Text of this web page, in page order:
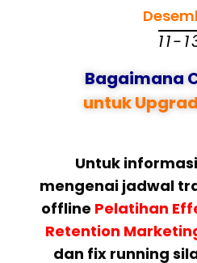
11-
Bagaimana
untuk
Untuk
mengenai jadwal
offline Pelatihan
Retention
dan fix running